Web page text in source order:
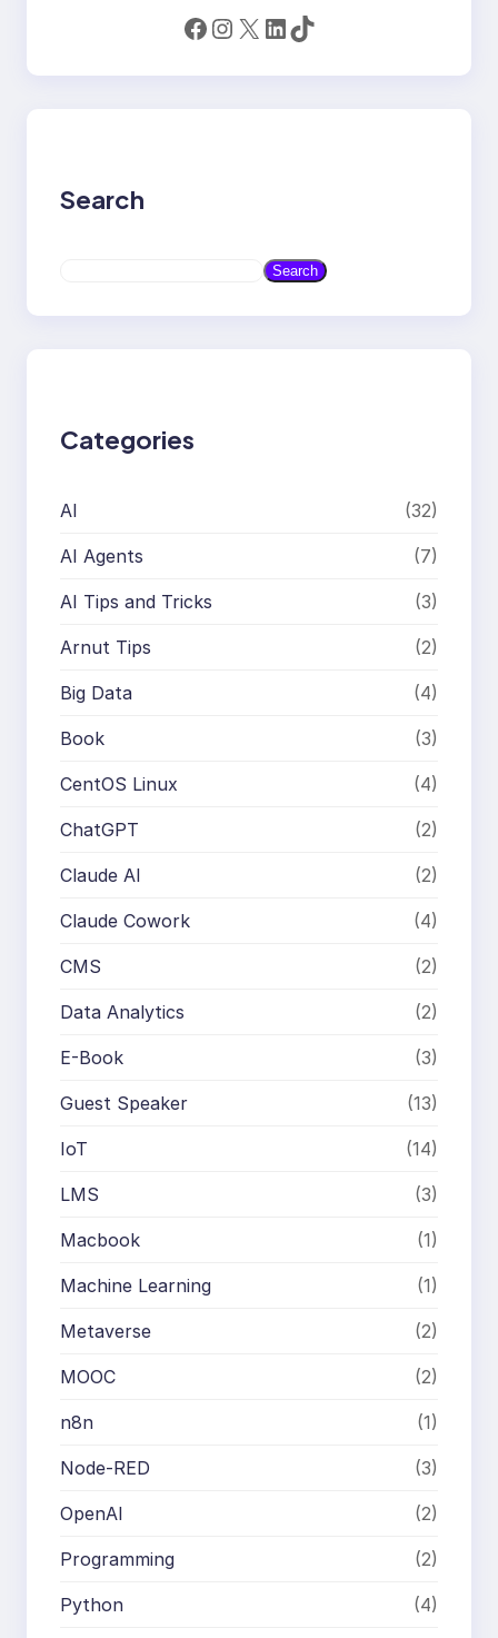
Facebook Instagram X LinkedIn TikTok
Search
a
Search
Categories
AI (32)
AI Agents (7)
AI Tips and Tricks (3)
Arnut Tips (2)
Big Data (4)
Book (3)
CentOS Linux (4)
ChatGPT (2)
Claude AI (2)
Claude Cowork (4)
CMS (2)
Data Analytics (2)
E-Book (3)
Guest Speaker (13)
IoT (14)
LMS (3)
Macbook (1)
Machine Learning (1)
Metaverse (2)
MOOC (2)
n8n (1)
Node-RED (3)
OpenAI (2)
Programming (2)
Python (4)